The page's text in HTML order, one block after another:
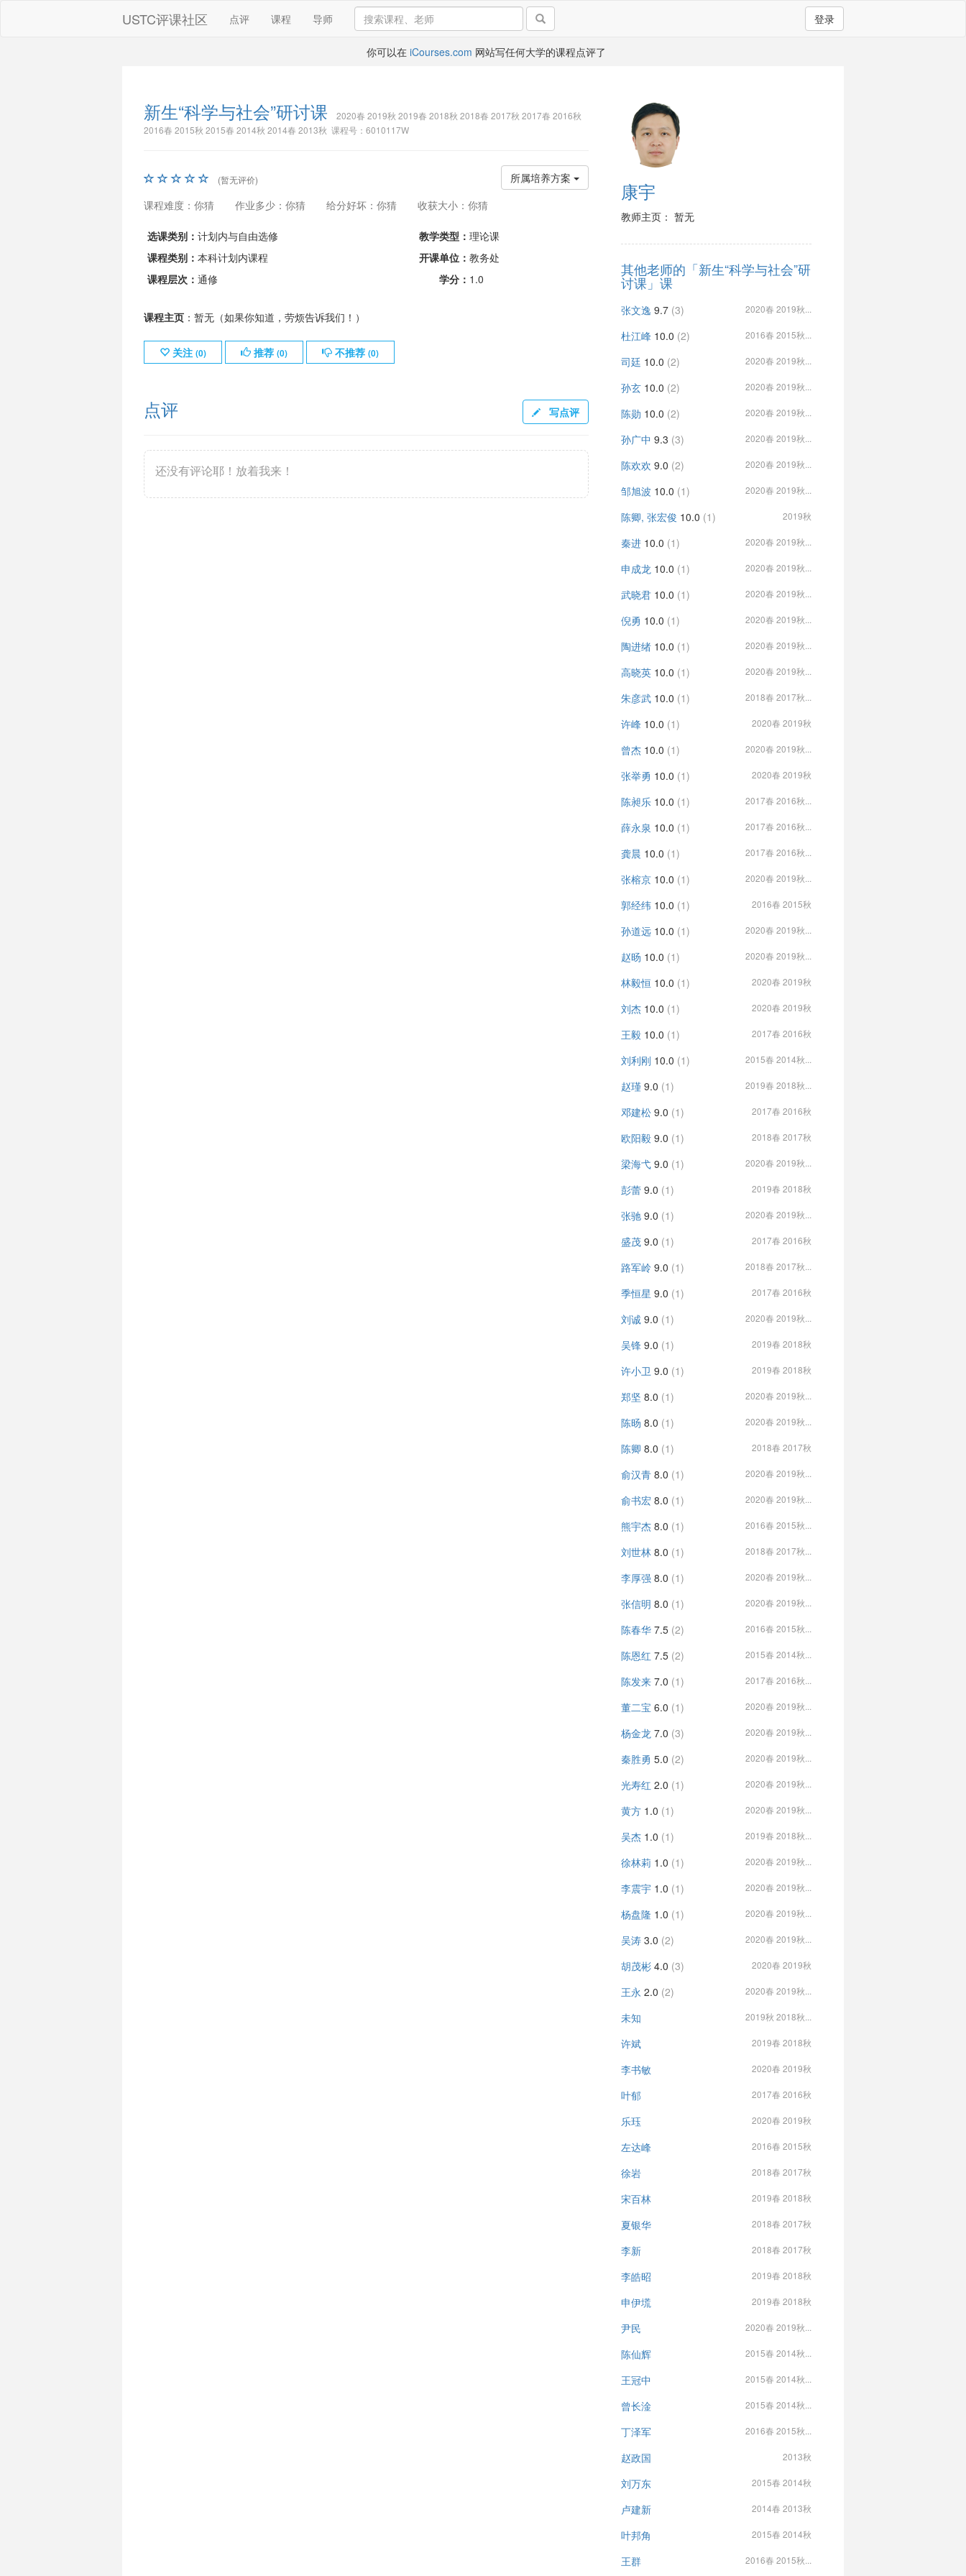
USTC评课社区 点评 课程 导师 登录
你可以在 iCourses.com 网站写任何大学的课程点评了
新生“科学与社会”研讨课
2020春 2019秋 2019春 2018秋 2018春 2017秋 2017春 2016秋
2016春 2015秋 2015春 2014秋 2014春 2013秋 课程号：6010117W
所属培养方案
(暂无评价)
课程难度：你猜 作业多少：你猜 给分好坏：你猜 收获大小：你猜
选课类别： 计划内与自由选修 教学类型： 理论课
课程类别： 本科计划内课程 开课单位： 教务处
课程层次： 通修 学分： 1.0
课程主页：暂无（如果你知道，劳烦告诉我们！）
关注 (0) 推荐 (0) 不推荐 (0)
点评 写点评
还没有评论耶！放着我来！
康宇
教师主页： 暂无
其他老师的「新生“科学与社会”研
讨课」课
张文逸 9.7 (3) 2020春 2019秋...
杜江峰 10.0 (2) 2016春 2015秋...
司廷 10.0 (2) 2020春 2019秋...
孙玄 10.0 (2) 2020春 2019秋...
陈勋 10.0 (2) 2020春 2019秋...
孙广中 9.3 (3) 2020春 2019秋...
陈欢欢 9.0 (2) 2020春 2019秋...
邹旭波 10.0 (1) 2020春 2019秋...
陈卿, 张宏俊 10.0 (1) 2019秋
秦进 10.0 (1) 2020春 2019秋...
申成龙 10.0 (1) 2020春 2019秋...
武晓君 10.0 (1) 2020春 2019秋...
倪勇 10.0 (1) 2020春 2019秋...
陶进绪 10.0 (1) 2020春 2019秋...
高晓英 10.0 (1) 2020春 2019秋...
朱彦武 10.0 (1) 2018春 2017秋...
许峰 10.0 (1) 2020春 2019秋
曾杰 10.0 (1) 2020春 2019秋...
张举勇 10.0 (1) 2020春 2019秋
陈昶乐 10.0 (1) 2017春 2016秋...
薛永泉 10.0 (1) 2017春 2016秋...
龚晨 10.0 (1) 2017春 2016秋...
张榕京 10.0 (1) 2020春 2019秋...
郭经纬 10.0 (1) 2016春 2015秋
孙道远 10.0 (1) 2020春 2019秋...
赵旸 10.0 (1) 2020春 2019秋...
林毅恒 10.0 (1) 2020春 2019秋
刘杰 10.0 (1) 2020春 2019秋
王毅 10.0 (1) 2017春 2016秋
刘利刚 10.0 (1) 2015春 2014秋...
赵瑾 9.0 (1) 2019春 2018秋...
邓建松 9.0 (1) 2017春 2016秋
欧阳毅 9.0 (1) 2018春 2017秋
梁海弋 9.0 (1) 2020春 2019秋...
彭蕾 9.0 (1) 2019春 2018秋
张驰 9.0 (1) 2020春 2019秋...
盛茂 9.0 (1) 2017春 2016秋
路军岭 9.0 (1) 2018春 2017秋...
季恒星 9.0 (1) 2017春 2016秋
刘诚 9.0 (1) 2020春 2019秋...
吴锋 9.0 (1) 2019春 2018秋
许小卫 9.0 (1) 2019春 2018秋
郑坚 8.0 (1) 2020春 2019秋...
陈旸 8.0 (1) 2020春 2019秋...
陈卿 8.0 (1) 2018春 2017秋
俞汉青 8.0 (1) 2020春 2019秋...
俞书宏 8.0 (1) 2020春 2019秋...
熊宇杰 8.0 (1) 2016春 2015秋...
刘世林 8.0 (1) 2018春 2017秋...
李厚强 8.0 (1) 2020春 2019秋...
张信明 8.0 (1) 2020春 2019秋...
陈春华 7.5 (2) 2016春 2015秋...
陈恩红 7.5 (2) 2015春 2014秋...
陈发来 7.0 (1) 2017春 2016秋...
董二宝 6.0 (1) 2020春 2019秋...
杨金龙 7.0 (3) 2020春 2019秋...
秦胜勇 5.0 (2) 2020春 2019秋...
光寿红 2.0 (1) 2020春 2019秋...
黄方 1.0 (1) 2020春 2019秋...
吴杰 1.0 (1) 2019春 2018秋...
徐林莉 1.0 (1) 2020春 2019秋...
李震宇 1.0 (1) 2020春 2019秋...
杨盘隆 1.0 (1) 2020春 2019秋...
吴涛 3.0 (2) 2020春 2019秋...
胡茂彬 4.0 (3) 2020春 2019秋
王永 2.0 (2) 2020春 2019秋...
未知 2019秋 2018秋...
许斌 2019春 2018秋
李书敏 2020春 2019秋
叶郁 2017春 2016秋
乐珏 2020春 2019秋
左达峰 2016春 2015秋
徐岩 2018春 2017秋
宋百林 2019春 2018秋
夏银华 2018春 2017秋
李新 2018春 2017秋
李皓昭 2019春 2018秋
申伊塃 2019春 2018秋
尹民 2020春 2019秋...
陈仙辉 2015春 2014秋...
王冠中 2015春 2014秋...
曾长淦 2015春 2014秋...
丁泽军 2016春 2015秋...
赵政国 2013秋
刘万东 2015春 2014秋
卢建新 2014春 2013秋
叶邦角 2015春 2014秋
王群 2016春 2015秋...